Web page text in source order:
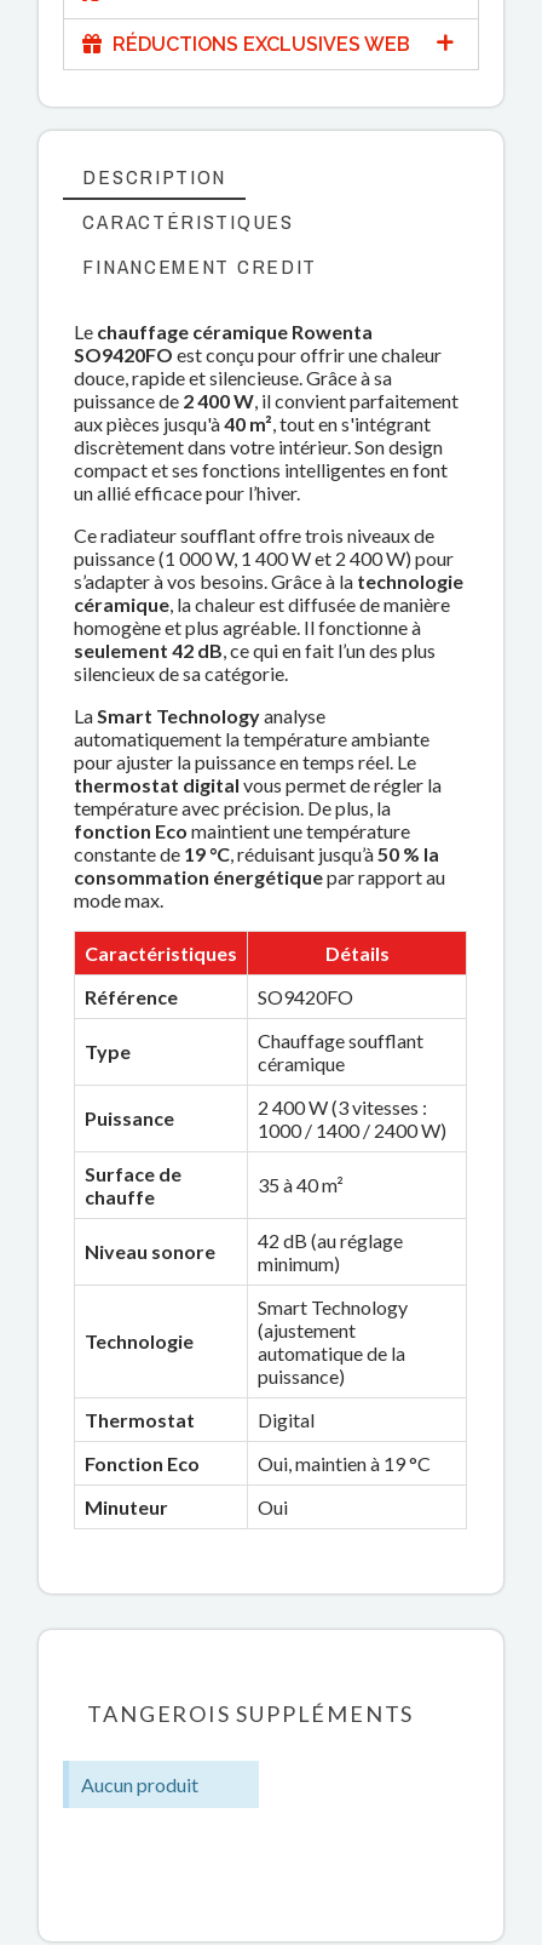
RÉDUCTIONS EXCLUSIVES WEB
DESCRIPTION
CARACTÉRISTIQUES
FINANCEMENT CREDIT
Le chauffage céramique Rowenta
SO9420FO est conçu pour offrir une chaleur
douce, rapide et silencieuse. Grâce à sa
puissance de 2 400 W, il convient parfaitement
aux pièces jusqu'à40 m², tout en s'intégrant
discrètement dans votre intérieur. Son design
compact et ses fonctions intelligentes en font
un allié efficace pour l’hiver.
Ce radiateur soufflant offre trois niveaux de
puissance (1 000 W, 1 400 W et 2 400 W) pour
s’adapter à vos besoins. Grâce à la technologie
céramique, la chaleur est diffusée de manière
homogène et plus agréable. Il fonctionne à
seulement 42 dB, ce qui en fait l’un des plus
silencieux de sa catégorie.
LaSmart Technologyanalyse
automatiquement la température ambiante
pour ajuster la puissance en temps réel. Le
thermostat digital vous permet de régler la
température avec précision. De plus, la
fonction Eco maintient une température
constante de 19 °C, réduisant jusqu’à50 % la
consommation énergétiquepar rapport au
mode max.
Caractéristiques
Détails
Référence
SO9420FO
Type
Chauffage soufflant
céramique
Puissance
2 400 W (3 vitesses :
1000 / 1400 / 2400 W)
Surface de
chauffe
35 à 40 m²
Niveau sonore
42 dB (au réglage
minimum)
Technologie
Smart Technology
(ajustement
automatique de la
puissance)
Thermostat
Digital
Fonction Eco
Oui, maintien à 19 °C
Minuteur
Oui
TANGEROIS SUPPLÉMENTS
Aucun produit